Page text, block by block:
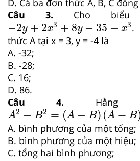
D. Cả ba đơn thức A, B, C
Câu 3. Cho
−2y + 2x3 + 8y − 35 − x3
−2y 2 x3+ 8 −35 −x3
.
thức A tại x = 3, y = -4 là
A. -32;
B. -28;
C. 16;
D. 86.
Câu 4.
A2 − B2 = (A − B) (A + B
A2− 2= −B A
A. bình phương của một tổng;
B. bình phương của một hiệu;
C. tổng hai bình phương;